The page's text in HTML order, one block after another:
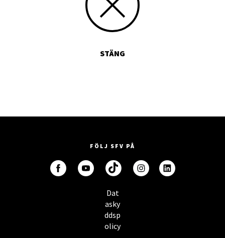
STÄNG
FÖLJ SFV PÅ
Dat
asky
ddsp
olicy